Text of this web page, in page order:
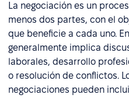
La negociación es un
menos dos partes, con el
que beneficie a cada uno.
generalmente implica
laborales, desarrollo
o resolución de conflictos.
negociaciones pueden